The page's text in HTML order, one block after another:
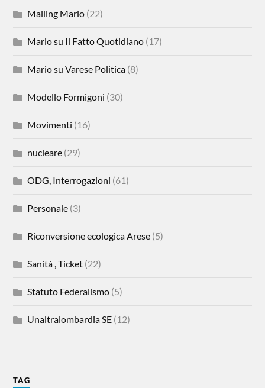
Mailing Mario (22)
Mario su Il Fatto Quotidiano (17)
Mario su Varese Politica (8)
Modello Formigoni (30)
Movimenti (16)
nucleare (29)
ODG, Interrogazioni (61)
Personale (3)
Riconversione ecologica Arese (5)
Sanità , Ticket (22)
Statuto Federalismo (5)
Unaltralombardia SE (12)
TAG